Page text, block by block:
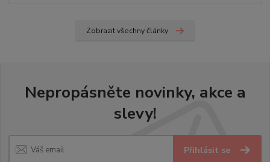
Zobrazit všechny články
Nepropásněte novinky, akce a
slevy!
Přihlásit se